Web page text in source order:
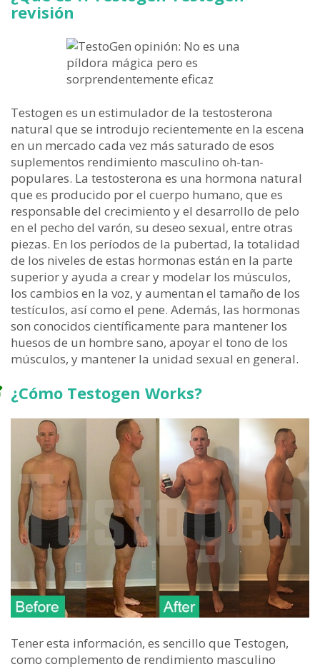
revisión
Testogen es un estimulador de la testosterona
natural que se introdujo recientemente en la escena
en un mercado cada vez más saturado de esos
suplementos rendimiento masculino oh-tan-
populares. La testosterona es una hormona natural
que es producido por el cuerpo humano, que es
responsable del crecimiento y el desarrollo de pelo
en el pecho del varón, su deseo sexual, entre otras
piezas. En los períodos de la pubertad, la totalidad
de los niveles de estas hormonas están en la parte
superior y ayuda a crear y modelar los músculos,
los cambios en la voz, y aumentan el tamaño de los
testículos, así como el pene. Además, las hormonas
son conocidos científicamente para mantener los
huesos de un hombre sano, apoyar el tono de los
músculos, y mantener la unidad sexual en general.
¿Cómo Testogen Works?
Tener esta información, es sencillo que Testogen,
como complemento de rendimiento masculino